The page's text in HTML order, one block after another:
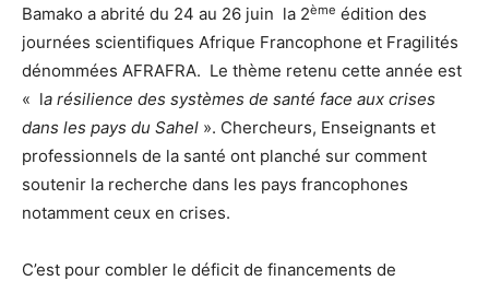
Bamako a abrité du 24 au 26 juin la 2ème édition des
journées scientifiques Afrique Francophone et Fragilités
dénommées AFRAFRA. Le thème retenu cette année est
« la résilience des systèmes de santé face aux crises
dans les pays du Sahel ». Chercheurs, Enseignants et
professionnels de la santé ont planché sur comment
soutenir la recherche dans les pays francophones
notamment ceux en crises.
C’est pour combler le déficit de financements de